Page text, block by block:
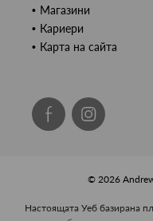
Магазини
Кариери
Карта на сайта
© 2026
Настоящата Уеб базирана